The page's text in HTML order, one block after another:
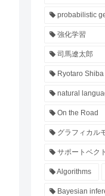
probabilistic
強化学習
司馬遼太郎
Ryotaro Shiba
natural
On the Road
グラフィカル
サポートベク
Algorithms
Bayesian